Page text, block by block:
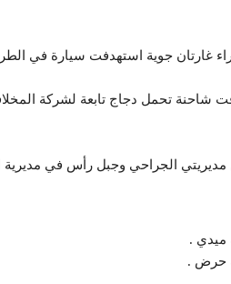
غارتان جوية استهدفت سيارة في
شاحنة تحمل دجاج تابعة لشركة
الجراحي وجبل رأس في مديرية